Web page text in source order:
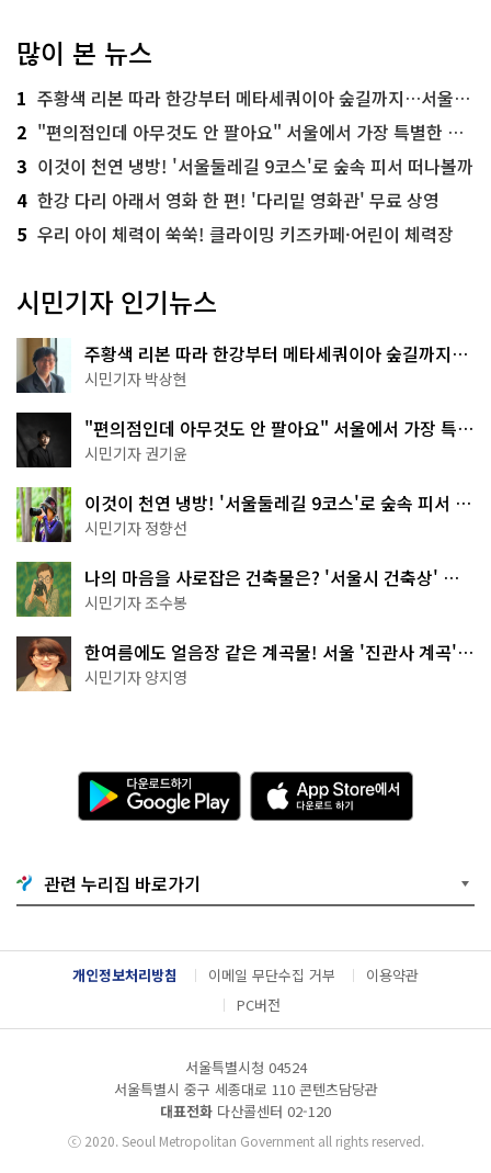
많이 본 뉴스
1 주황색 리본 따라 한강부터 메타세쿼이아 숲길까지…서울둘레길 15코스
2 "편의점인데 아무것도 안 팔아요" 서울에서 가장 특별한 편의점의 정체
3 이것이 천연 냉방! '서울둘레길 9코스'로 숲속 피서 떠나볼까
4 한강 다리 아래서 영화 한 편! '다리밑 영화관' 무료 상영
5 우리 아이 체력이 쑥쑥! 클라이밍 키즈카페·어린이 체력장
시민기자 인기뉴스
주황색 리본 따라 한강부터 메타세쿼이아 숲길까지…
서울둘레길 15코스
시민기자 박상현
"편의점인데 아무것도 안 팔아요" 서울에서 가장 특별
한 편의점의 정체
시민기자 권기윤
이것이 천연 냉방! '서울둘레길 9코스'로 숲속 피서 떠
나볼까
시민기자 정향선
나의 마음을 사로잡은 건축물은? '서울시 건축상' 수
상작 공개!
시민기자 조수봉
한여름에도 얼음장 같은 계곡물! 서울 '진관사 계곡'이
천국이네~
시민기자 양지영
다
운
로
기
G
o
g
l
e
l
A
p
p
e
서
다
운
드
관련 누리집 바로가기
개인정보처리방침 이메일 무단수집 거부
이용약관
PC버전
서울특별시청 04524
서울특별시 중구 세종대로 110 콘텐츠담당관
대표전화 다산콜센터 02-120
ⓒ2020. Seoul Metropolitan Government all rights reserved.